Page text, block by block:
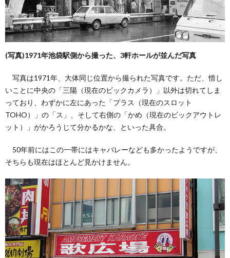
(写真)1971年池袋駅側から撮った、3軒ホールが並んだ写真
写真は1971年、大体同じ位置から撮られた写真です。ただ、惜し
いことに中央の「三陽（現在のビックカメラ）」以外は切れてしま
っており、わずかに左にあった「プラス（現在のスロット
TOHO）」の「ス」、そして右側の「かめ（現在のビックアウトレ
ット）」がかろうじて分かるかな、といった具合。
50年前にはこの一帯にはキャバレーなども多かったようですが、
そちらも現在はほとんど見かけません。